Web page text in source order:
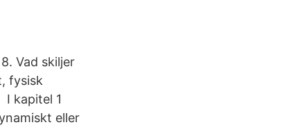
Vad skiljer
fysisk
I kapitel 1
eller